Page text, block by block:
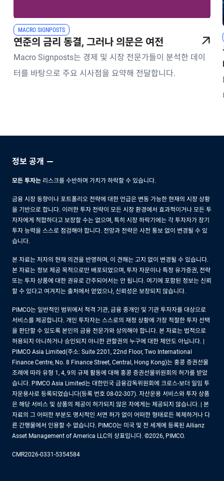
MACRO SIGNPOSTS
연준의 금리 동결, 그러나 의문은 여전
Macro Signposts는 경제 및 시장 전문가들이 분석한 데이
터를 바탕으로 주요 시사점을 요약해 전달합니다.
정보 공개
모든 투자는 리스크를 수반하며 가치가 하락할 수 있습니다.
금융 시장 동향이나 포트폴리오 전략에 대한 언급은 변동 가능한 현재의 시장 상황
을 기반으로 합니다. 이러한 투자 전략이 모든 시장 환경에서 효과적이거나 모든 투
자자에게 적합하다고 보장할 수는 없으며, 특히 시장 하락기에는 각 투자자가 장기
투자 능력을 스스로 점검해야 합니다. 전망과 전략은 사전 통보 없이 변경될 수 있
습니다.
본 자료는 저자의 현재 의견을 반영하며, 이 견해는 고지 없이 변경될 수 있습니다.
본 자료는 정보 제공 목적으로만 배포되었으며, 투자 자문이나 특정 유가증권, 전략
또는 투자 상품에 대한 권유로 간주되어서는 안 됩니다. 여기에 포함된 정보는 신뢰
할 수 있다고 여겨지는 출처에서 얻었으나, 신뢰성은 보장되지 않습니다.
PIMCO는 일반적인 범위에서 적격 기관, 금융 중개인 및 기관 투자자를 대상으로
서비스를 제공합니다. 개인 투자자는 스스로의 재정 상황에 가장 적절한 투자 선택
을 판단할 수 있도록 본인의 금융 전문가와 상의해야 합니다. 본 자료는 법적으로
허용되지 아니하거나 승인되지 아니한 관할권의 누구에 대한 제안도 아닙니다. |
PIMCO Asia Limited(주소: Suite 2201, 22nd Floor, Two International
Finance Centre, No. 8 Finance Street, Central, Hong Kong)는 홍콩 증권선물
조례에 따라 유형 1, 4, 9의 규제 활동에 대해 홍콩 증권선물위원회의 허가를 받았
습니다. PIMCO Asia Limited는 대한민국 금융감독위원회에 크로스-보더 일임 투
자운용사로 등록되었습니다(등록 번호 08-02-307). 자산운용 서비스와 투자 상품
은 해당 서비스 및 상품의 제공이 허가되지 않은 자에게는 제공되지 않습니다. | 본
자료의 그 어떠한 부분도 명시적인 서면 허가 없이 어떠한 형태로든 복제하거나 다
른 간행물에서 인용할 수 없습니다. PIMCO는 미국 및 전 세계에 등록된 Allianz
Asset Management of America LLC의 상표입니다. ©2026, PIMCO.
CMR2026-0331-5354584